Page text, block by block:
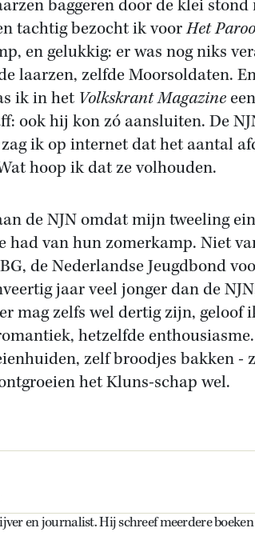
baggeren door de klei stond
tachtig bezocht ik voorHet
en gelukkig: er was nog niks
laarzen, zelfde Moorsoldaten.
ik in het Volkskrant Magazine
ook hij kon zó aansluiten. De
ik op internet dat het aantal
hoop ik dat ze volhouden.
de NJN omdat mijn tweeling
had van hun zomerkamp. Niet
de Nederlandse Jeugdbond
jaar veel jonger dan de
mag zelfs wel dertig zijn, geloof
hetzelfde
zelf broodjes bakken -
het Kluns-schap wel.
en journalist. Hij schreef meerdere